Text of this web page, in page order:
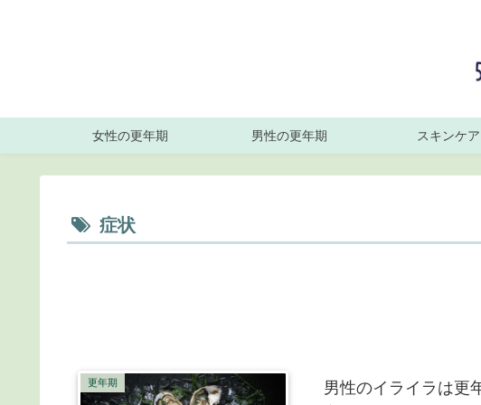
女性の更年期 男性の更年期 スキンケア
症状
更年期
男性のイライラは更